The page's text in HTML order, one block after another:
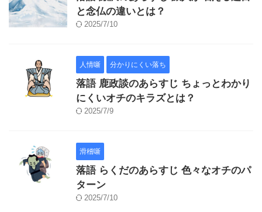
と念仏の違いとは？
2025/7/10
人情噺 分かりにくい落ち
落語 鹿政談のあらすじ ちょっとわかり
にくいオチのキラズとは？
2025/7/9
滑稽噺
落語 らくだのあらすじ 色々なオチのパ
ターン
2025/7/10